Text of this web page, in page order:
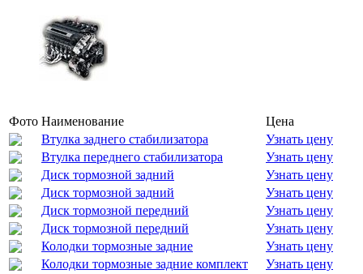
Фото Наименование
Цена
Втулка заднего стабилизатора
Узнать цену
Втулка переднего стабилизатора
Узнать цену
Диск тормозной задний
Узнать цену
Диск тормозной задний
Узнать цену
Диск тормозной передний
Узнать цену
Диск тормозной передний
Узнать цену
Колодки тормозные задние
Узнать цену
Колодки тормозные задние комплект
Узнать цену